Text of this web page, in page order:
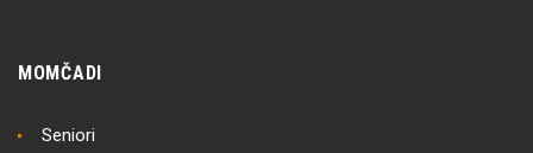
MOMČADI
Seniori